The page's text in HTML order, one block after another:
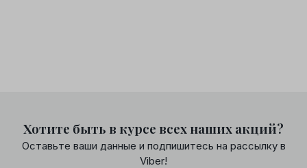
Хотите быть в курсе всех наших акций?
Оставьте ваши данные и подпишитесь на рассылку в
Viber!